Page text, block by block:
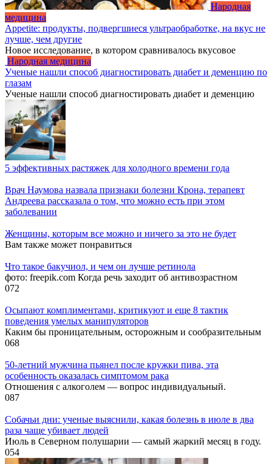
Народная
медицина
Appetite: продукты, подвергшиеся ультраобработке, на вкус не
лучше, чем другие
Новое исследование, в котором сравнивалось вкусовое
Народная медицина
Ученые нашли способ диагностировать диабет и деменцию по
глазам
Ученые нашли способ диагностировать диабет и деменцию
5 эффективных растяжек для холодного времени года
Врач Наумова назвала признаки болезни Крона, терапевт
Андреева рассказала о том, что можно есть при этом
заболевании
Женщины, которым все можно и ничего за это не будет
Вам также может понравиться
Что такое бакучиол, и чем он лучше ретинола
фото: freepik.com Когда речь заходит об антивозрастном
072
Осыпают комплиментами, критикуют и еще 8 тактик
поведения умелых манипуляторов
Каким бы проницательным, осторожным и сообразительным
068
50-летний мужчина пьянел после кружки пива, эта
особенность оказалась симптомом рака
Отношения с алкоголем — вопрос индивидуальный.
087
Собачьи дни: ученые выяснили, какая болезнь в июле в два
раза чаще убивает людей
Июль в Северном полушарии — самый жаркий месяц в году.
054